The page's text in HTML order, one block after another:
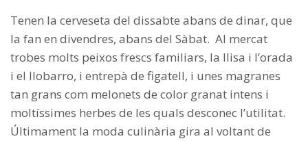
Tenen la cerveseta del dissabte abans de dinar, que
la fan en divendres, abans del Sàbat. Al mercat
trobes molts peixos frescs familiars, la llisa i l’orada
i el llobarro, i entrepà de figatell, i unes magranes
tan grans com melonets de color granat intens i
moltíssimes herbes de les quals desconec l’utilitat.
Últimament la moda culinària gira al voltant de